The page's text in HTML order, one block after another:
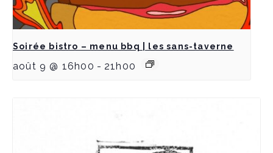
Soirée bistro – menu bbq | les sans-taverne
août 9 @ 16h00 - 21h00